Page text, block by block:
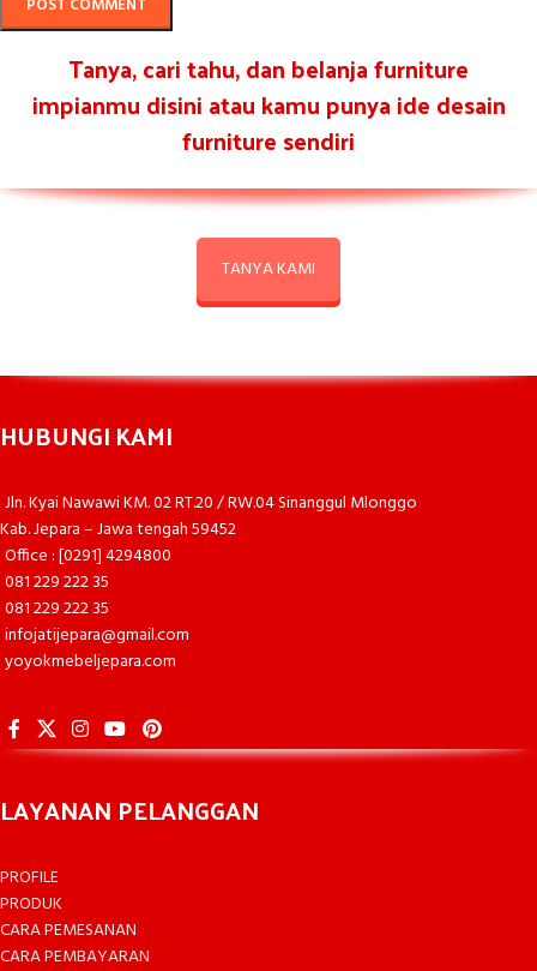
Tanya, cari tahu, dan belanja furniture
impianmu disini atau kamu punya ide desain
furniture sendiri
TANYA KAMI
HUBUNGI KAMI
Jln. Kyai Nawawi KM. 02 RT.20 / RW.04 Sinanggul Mlonggo
Kab. Jepara – Jawa tengah 59452
Office : [0291] 4294800
081 229 222 35
081 229 222 35
infojatijepara@gmail.com
yoyokmebeljepara.com
LAYANAN PELANGGAN
PROFILE
PRODUK
CARA PEMESANAN
CARA PEMBAYARAN